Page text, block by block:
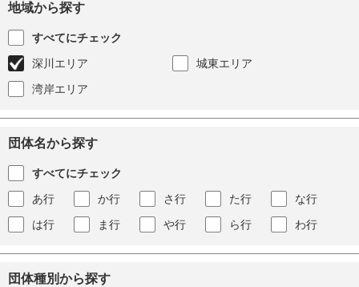
地域から探す
すべてにチェック
深川エリア
城東エリア
湾岸エリア
団体名から探す
すべてにチェック
あ行
か行 さ行 た行
な行
は行
ま行 や行 ら行 わ行
団体種別から探す